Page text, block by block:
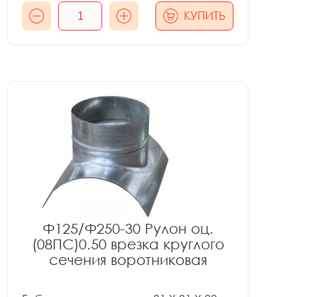
КУПИТЬ
Ф125/Ф250-30 Рулон оц.
(08ПС)0.50 врезка круглого
сечения воротниковая